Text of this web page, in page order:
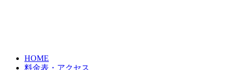
HOME
料金表・アクセス